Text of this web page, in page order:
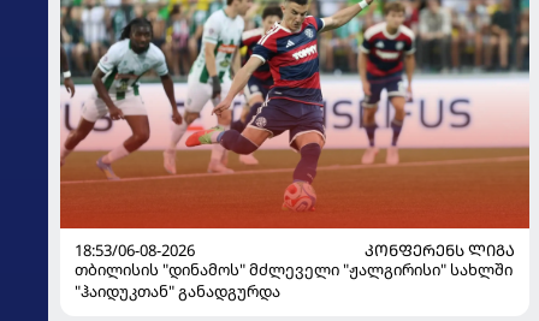
18:53/06-08-2026
ᲙᲝᲜᲤᲔᲠᲔᲜᲡ ᲚᲘᲒᲐ
თბილისის "დინამოს" მძლეველი "ჟალგირისი" სახლში
"ჰაიდუკთან" განადგურდა